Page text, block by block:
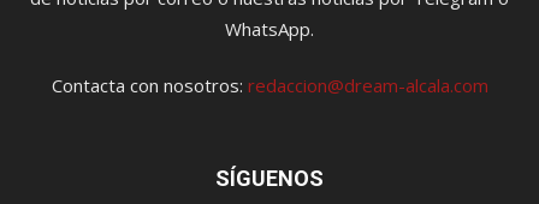
WhatsApp.
Contacta con nosotros: redaccion@dream-alcala.com
SÍGUENOS